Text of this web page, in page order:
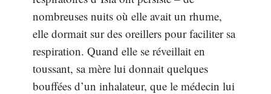
nombreuses nuits où elle avait un rhume,
elle dormait sur des oreillers pour faciliter sa
respiration. Quand elle se réveillait en
toussant, sa mère lui donnait quelques
bouffées d’un inhalateur, que le médecin lui